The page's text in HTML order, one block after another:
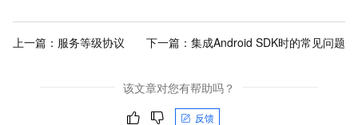
上一篇： 服务等级协议 下一篇： 集成Android SDK时的常见问题
该文章对您有帮助吗？
反馈